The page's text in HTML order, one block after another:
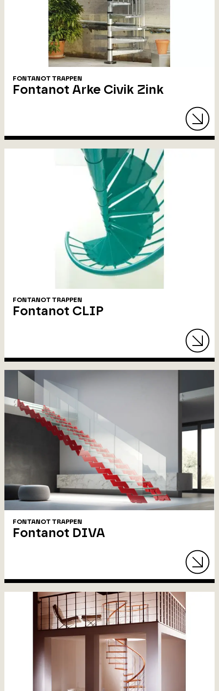
FONTANOT TRAPPEN
Fontanot Arke Civik Zink
FONTANOT TRAPPEN
Fontanot CLIP
FONTANOT TRAPPEN
Fontanot DIVA